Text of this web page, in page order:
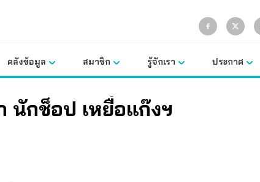
คลังข้อมูล สมาชิก รู้จักเรา ประกาศ
นักช็อป เหยื่อแก๊งฯ